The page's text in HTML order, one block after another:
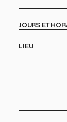
JOURS ET
LIEU